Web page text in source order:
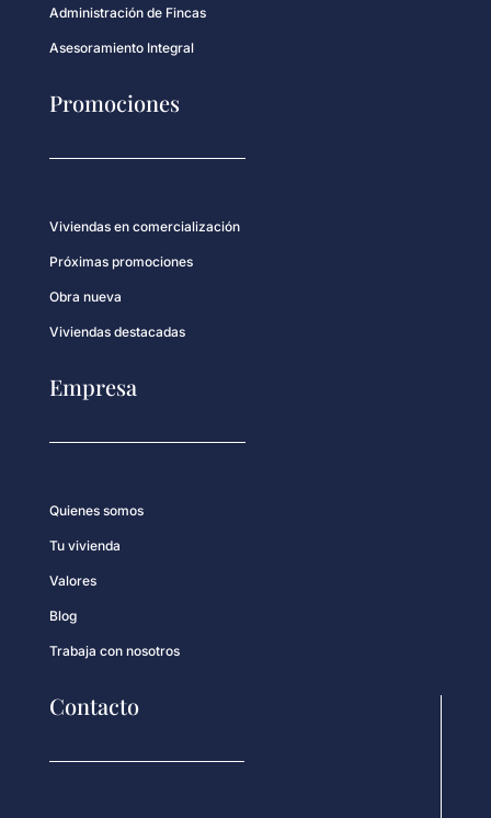
Administración de Fincas
Asesoramiento Integral
Promociones
Viviendas en comercialización
Próximas promociones
Obra nueva
Viviendas destacadas
Empresa
Quienes somos
Tu vivienda
Valores
Blog
Trabaja con nosotros
Contacto